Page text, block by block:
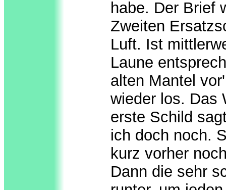
habe. Der Brief
Zweiten
Luft. Ist
Laune
alten Mantel
wieder los. Das
erste Schild
ich doch noch.
kurz vorher
Dann die sehr